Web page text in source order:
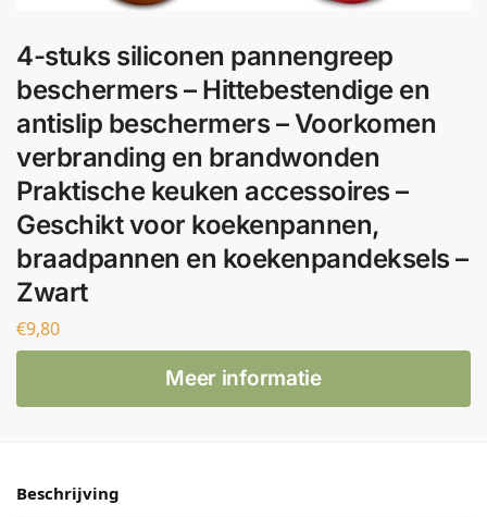
4-stuks siliconen pannengreep
beschermers – Hittebestendige en
antislip beschermers – Voorkomen
verbranding en brandwonden
Praktische keuken accessoires –
Geschikt voor koekenpannen,
braadpannen en koekenpandeksels –
Zwart
€9,80
Meer informatie
Beschrijving